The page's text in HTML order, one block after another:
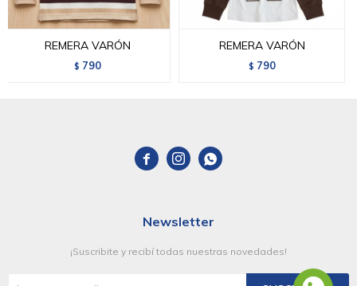
REMERA VARÓN
$ 790
REMERA VARÓN
$ 790
  
Newsletter
¡Suscribite y recibí todas nuestras novedades!